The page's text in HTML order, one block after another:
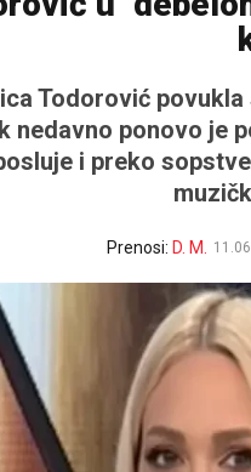
Todorović
nedavno ponovo je
i preko
Prenosi: D. M.